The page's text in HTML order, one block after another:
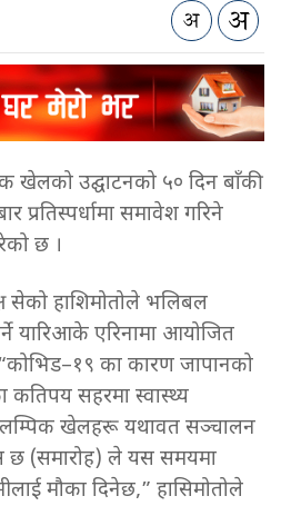
खेलको उद्घाटनको ५० दिन बाँकी
समावेश गरिने
छ ।
हाशिमोतोले भलिबल
यारिआके एरिनामा आयोजित
का कारण जापानको
कतिपय सहरमा स्वास्थ्य
खेलहरू यथावत सञ्चालन
छ (समारोह) ले यस समयमा
मौका दिनेछ,” हासिमोतोले